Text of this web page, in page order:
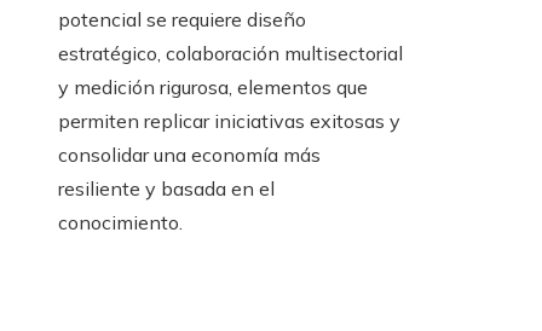
potencial se requiere diseño
estratégico, colaboración multisectorial
y medición rigurosa, elementos que
permiten replicar iniciativas exitosas y
consolidar una economía más
resiliente y basada en el
conocimiento.